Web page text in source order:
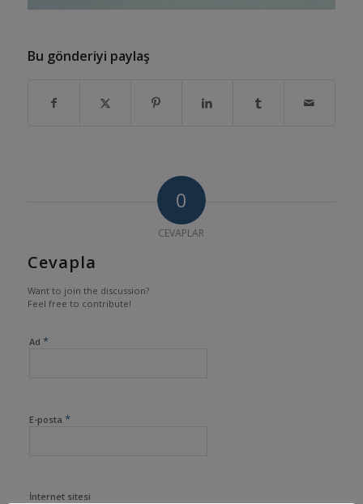
Bu gönderiyi paylaş
0
CEVAPLAR
Cevapla
Want to join the discussion?
Feel free to contribute!
Ad *
E-posta *
İnternet sitesi